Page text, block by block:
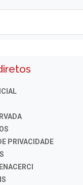
PRIVACIDADE